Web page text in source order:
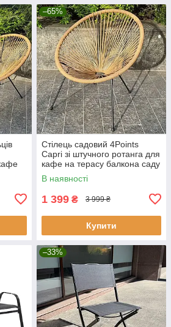
–65%
Стілець садовий 4Points
Capri зі штучного ротанга для
кафе на терасу балкона саду
Натуральний
В наявності
1 399 ₴ 3 999 ₴
Купити
–33%